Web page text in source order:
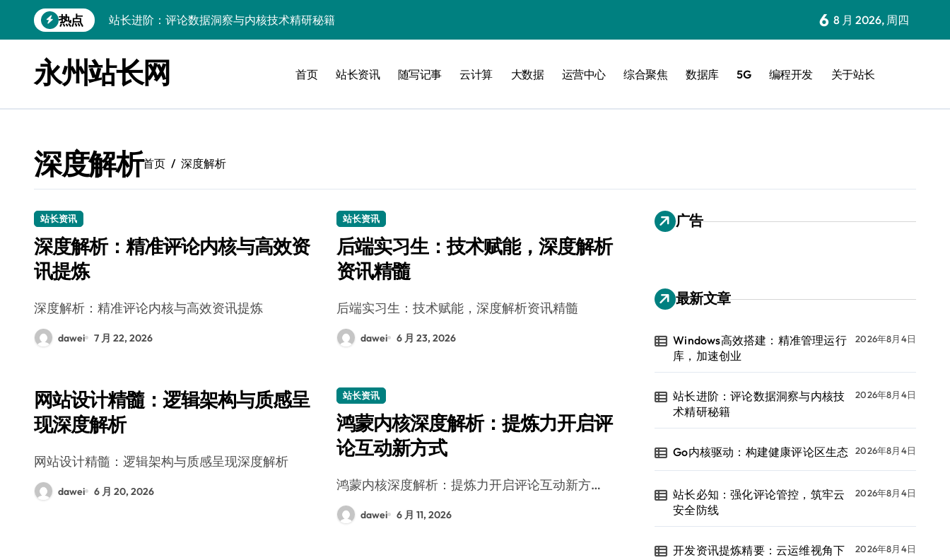
到
热点
站长进阶：评论数据洞察与内核技术精研秘籍
站长必知：强化评论管控，筑牢云安全防线
开发资讯提炼精要：云运维视角下的技术洞察升级
数据驱动交互优化，赋能站长高效运营
云安全护航传媒：数据驱动新防线
弹性计算赋能Android云架构性能跃迁
Windows高效搭建：精准管理运行库，加速创业
6 8 月 2026, 周四
永州站长网 首页 站长资讯 随写记事 云计算 大数据 运营中心 综合聚焦 数据库 5G 编程开发 关于站长
深度解析首页 深度解析
站长资讯
深度解析：精准评论内核与高效资
讯提炼
深度解析：精准评论内核与高效资讯提炼
dawei 7 月 22, 2026
站长资讯
后端实习生：技术赋能，深度解析
资讯精髓
后端实习生：技术赋能，深度解析资讯精髓
dawei 6 月 23, 2026
网站设计精髓：逻辑架构与质感呈
现深度解析
网站设计精髓：逻辑架构与质感呈现深度解析
dawei 6 月 20, 2026
站长资讯
鸿蒙内核深度解析：提炼力开启评
论互动新方式
鸿蒙内核深度解析：提炼力开启评论互动新方…
dawei 6 月 11, 2026
广告
最新文章
Windows高效搭建：精准管理运行
库，加速创业
2026年8月4日
站长进阶：评论数据洞察与内核技
术精研秘籍
2026年8月4日
Go内核驱动：构建健康评论区生态 2026年8月4日
站长必知：强化评论管控，筑牢云
安全防线
2026年8月4日
开发资讯提炼精要：云运维视角下
2026年8月4日